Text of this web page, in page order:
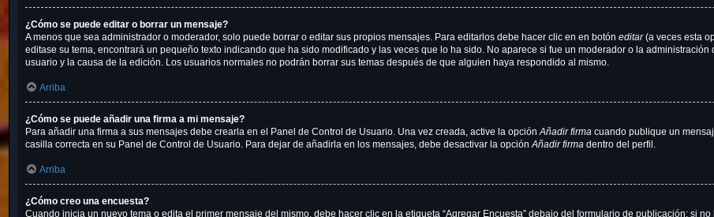
¿Cómo se puede editar o borrar un mensaje?
A menos que sea administrador o moderador, solo puede borrar o editar sus propios mensajes. Para editarlos debe hacer clic en en botón editar(a veces esta
editase su tema, encontrará un pequeño texto indicando que ha sido modificado y las veces que lo ha sido. No aparece si fue un moderador o la
usuario y la causa de la edición. Los usuarios normales no podrán borrar sus temas después de que alguien haya respondido al mismo.
Arriba
¿Cómo se puede añadir una firma a mi mensaje?
Para añadir una firma a sus mensajes debe crearla en el Panel de Control de Usuario. Una vez creada, active la opciónAñadir firma cuando publique un
casilla correcta en su Panel de Control de Usuario. Para dejar de añadirla en los mensajes, debe desactivar la opciónAñadir firma dentro del perfil.
Arriba
¿Cómo creo una encuesta?
Cuando inicia un nuevo tema o edita el primer mensaje del mismo, debe hacer clic en la etiqueta “Agregar Encuesta” debajo del formulario de publicación; si